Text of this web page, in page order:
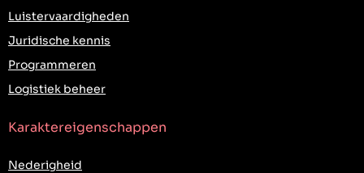
Luistervaardigheden
Juridische kennis
Programmeren
Logistiek beheer
Karaktereigenschappen
Nederigheid